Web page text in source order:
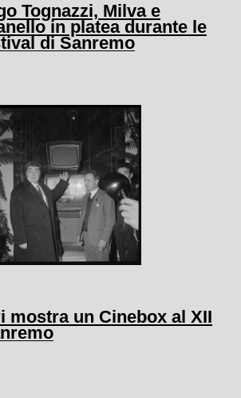
Tognazzi, Milva e
in platea durante le
di Sanremo
mostra un Cinebox al XII